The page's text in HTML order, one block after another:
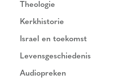
Theologie
Kerkhistorie
Israel en toekomst
Levensgeschiedenis
Audiopreken